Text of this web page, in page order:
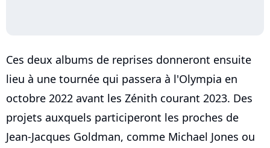
Ces deux albums de reprises donneront ensuite
lieu à une tournée qui passera à l'Olympia en
octobre 2022 avant les Zénith courant 2023. Des
projets auxquels participeront les proches de
Jean-Jacques Goldman, comme Michael Jones ou